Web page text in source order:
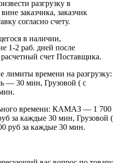
разгрузку в
заказчика, заказчик
согласно счету.
в наличии,
1-2 раб. дней после
счет Поставщика.
лимиты времени на разгрузку:
30 мин, Грузовой ( с
времени: КАМАЗ — 1 700
за каждые 30 мин, Грузовой (
руб за каждые 30 мин.